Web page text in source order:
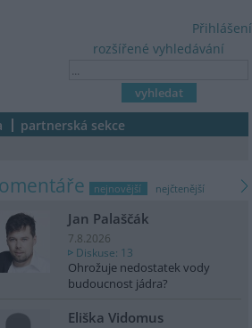
rozšířené vyhledávání
Přihlášení
partnerská sekce
nejnovější nejčtenější
Jan Palaščák
7.8.2026
Diskuse: 13
Ohrožuje nedostatek vody
budoucnost jádra?
Eliška Vidomus